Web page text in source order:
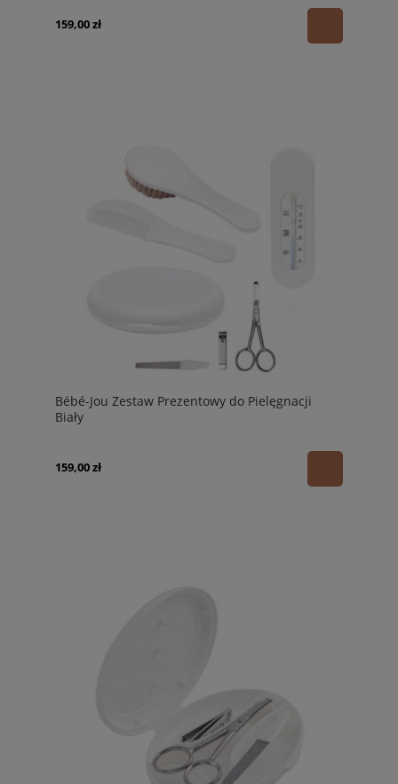
159,00 zł
Bébé-Jou Zestaw Prezentowy do Pielęgnacji
Biały
159,00 zł